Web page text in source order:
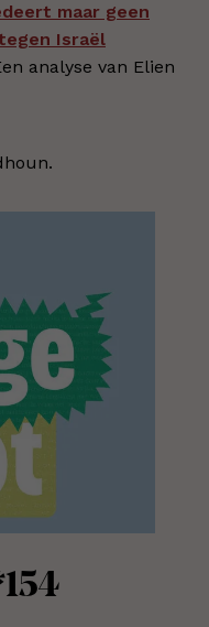
maar geen
Israël
analyse van Elien